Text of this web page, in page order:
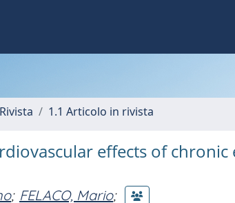
1.1 Articolo in rivista
effects of
; FELACO, Mario;